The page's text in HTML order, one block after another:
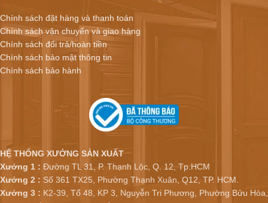
Chính sách đặt hàng và thanh toán
Chính sách vận chuyển và giao hàng
Chính sách đổi trả/hoàn tiền
Chính sách bảo mật thông tin
Chính sách bảo hành
HỆ THỐNG XƯỞNG SẢN XUẤT
Xưởng 1 : Đường TL 31, P. Thạnh Lộc, Q. 12, Tp.HCM
Xưởng 2 : Số 361 TX25, Phường Thạnh Xuân, Q12, TP. HCM.
Xưởng 3 : K2-39, Tổ 48, KP 3, Nguyễn Tri Phương, Phường Bửu Hòa,